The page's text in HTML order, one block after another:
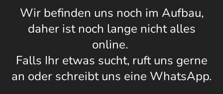
Wir befinden uns noch im Aufbau,
daher ist noch lange nicht alles
online.
Falls Ihr etwas sucht, ruft uns gerne
an oder schreibt uns eine WhatsApp.